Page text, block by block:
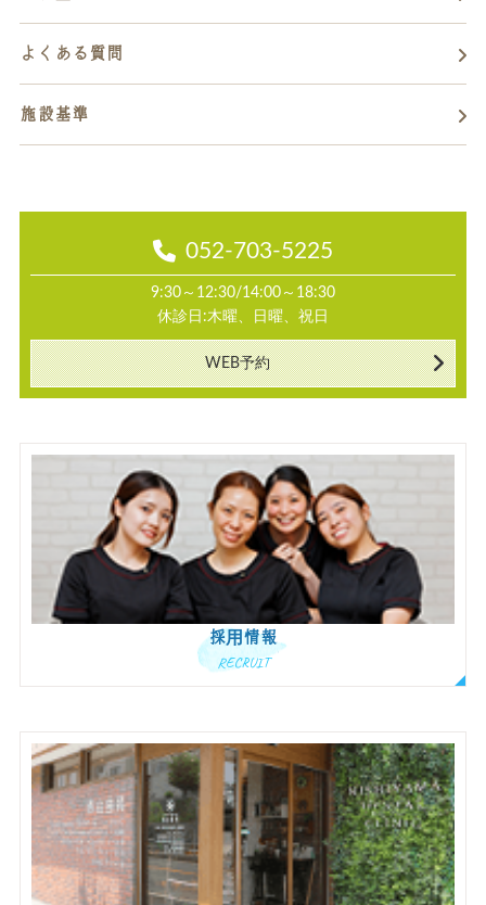
よくある質問
施設基準
052-703-5225
9:30～12:30/14:00～18:30
休診日:木曜、日曜、祝日
WEB予約
採用情報
RECRUIT